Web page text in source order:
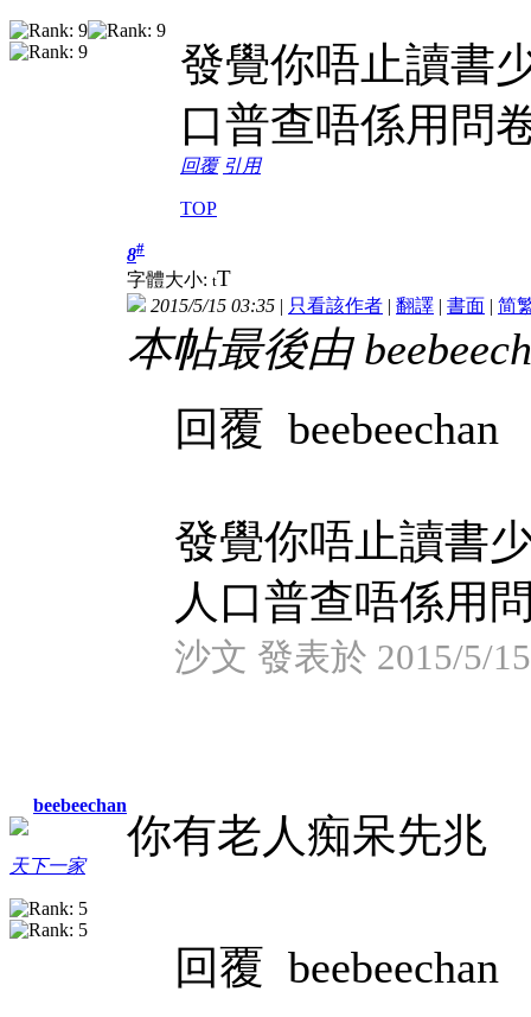
發覺你唔止讀書
口普查唔係用問
回覆 引用
TOP
beebeechan
天下一家
8#
字體大小: tT
2015/5/15 03:35 | 只看該作者 | 翻譯 | 書面 | 简
本帖最後由
回覆 beebeechan
發覺你唔止讀書
人口普查唔係用
沙文 發表於 2015/5/
你有老人痴呆先兆
回覆 beebeechan